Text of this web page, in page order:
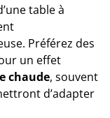
table à
Préférez des
un effet
chaude, souvent
d’adapter